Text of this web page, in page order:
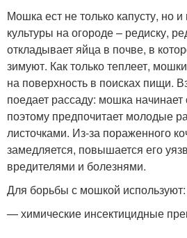
Мошка ест не только капусту, но
культуры на огороде – редиску,
откладывает яйца в почве, в
зимуют. Как только теплеет,
на поверхность в поисках пищи.
поедает рассаду: мошка начинает
поэтому предпочитает молодые
листочками. Из-за пораженного
замедляется, повышается его
вредителями и болезнями.
Для борьбы с мошкой используют:
— химические инсектицидные